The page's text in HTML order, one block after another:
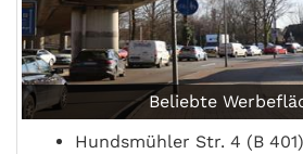
Beliebte
Hundsmühler Str. 4 (B 401)